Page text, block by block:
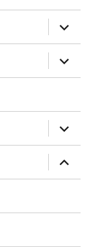
ouvrir
le
sous-
menu
ouvrir
le
sous-
ouvrir
le
sous-
menu
ouvrir
le
sous-